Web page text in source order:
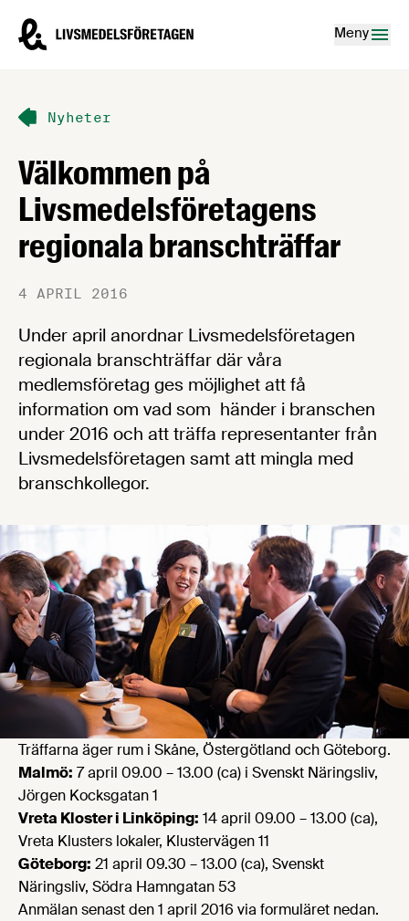
Livsmedelsföretagen – till startsidan
Meny
Nyheter
Välkommen på
Livsmedelsföretagens
regionala branschträffar
4 APRIL 2016
Under april anordnar Livsmedelsföretagen
regionala branschträffar där våra
medlemsföretag ges möjlighet att få
information om vad som händer i branschen
under 2016 och att träffa representanter från
Livsmedelsföretagen samt att mingla med
branschkollegor.
Träffarna äger rum i Skåne, Östergötland och Göteborg.
Malmö: 7 april 09.00 – 13.00 (ca) i Svenskt Näringsliv,
Jörgen Kocksgatan 1
Vreta Kloster i Linköping: 14 april 09.00 – 13.00 (ca),
Vreta Klusters lokaler, Klustervägen 11
Göteborg: 21 april 09.30 – 13.00 (ca), Svenskt
Näringsliv, Södra Hamngatan 53
Anmälan senast den 1 april 2016 via formuläret nedan.